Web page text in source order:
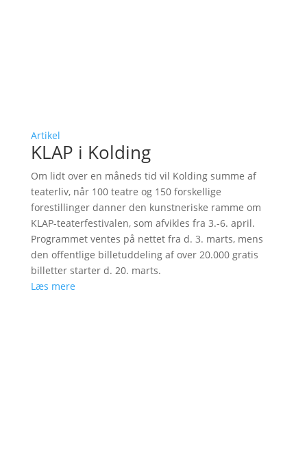
Artikel
KLAP i Kolding
Om lidt over en måneds tid vil Kolding summe af
teaterliv, når 100 teatre og 150 forskellige
forestillinger danner den kunstneriske ramme om
KLAP-teaterfestivalen, som afvikles fra 3.-6. april.
Programmet ventes på nettet fra d. 3. marts, mens
den offentlige billetuddeling af over 20.000 gratis
billetter starter d. 20. marts.
Læs mere